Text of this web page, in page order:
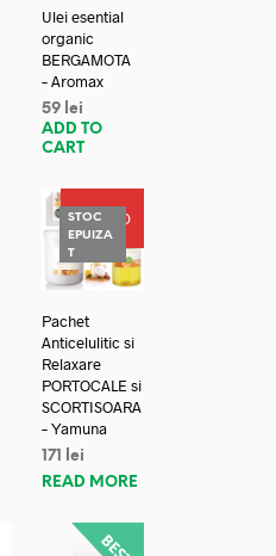
Ulei esential
organic
BERGAMOTA
– Aromax
59 lei
ADD TO
CART
PROMO
STOC
EPUIZA
T
Pachet
Anticelulitic si
Relaxare
PORTOCALE si
SCORTISOARA
– Yamuna
171
lei
READ MORE